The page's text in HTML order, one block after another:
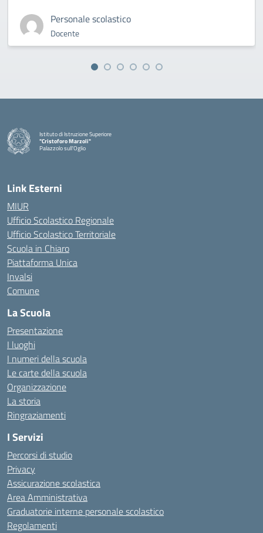
Personale scolastico
Docente
Istituto di Istruzione Superiore
"Cristoforo Marzoli"
Palazzolo sull'Oglio
— Visita la pagina iniziale della scuola
Link Esterni
MIUR
Ufficio Scolastico Regionale
Ufficio Scolastico Territoriale
Scuola in Chiaro
Piattaforma Unica
Invalsi
Comune
La Scuola
Presentazione
I luoghi
I numeri della scuola
Le carte della scuola
Organizzazione
La storia
Ringraziamenti
I Servizi
Percorsi di studio
Privacy
Assicurazione scolastica
Area Amministrativa
Graduatorie interne personale scolastico
Regolamenti